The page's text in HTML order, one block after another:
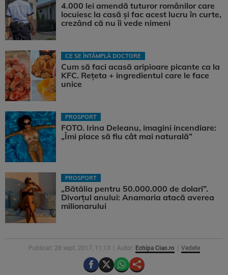
4.000 lei amendă tuturor românilor care
locuiesc la casă și fac acest lucru în curte,
crezând că nu îi vede nimeni
CE SE ÎNTÂMPLĂ DOCTORE
Cum să faci acasă aripioare picante ca la
KFC. Rețeta + ingredientul care le face
unice
PROSPORT
FOTO. Irina Deleanu, imagini incendiare:
„Îmi place să fiu cât mai naturală”
PROSPORT
„Bătălia pentru 50.000.000 de dolari”.
Divorțul anului: Anamaria atacă averea
milionarului
Publicat: 28 sept. 2017, 11:13 Autor: Echipa Ciao.ro Vedete